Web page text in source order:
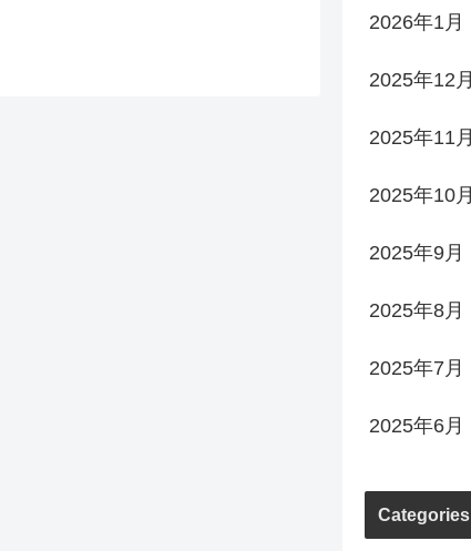
2026年1月
2025年12月
2025年11月
2025年10月
2025年9月
2025年8月
2025年7月
2025年6月
Categories